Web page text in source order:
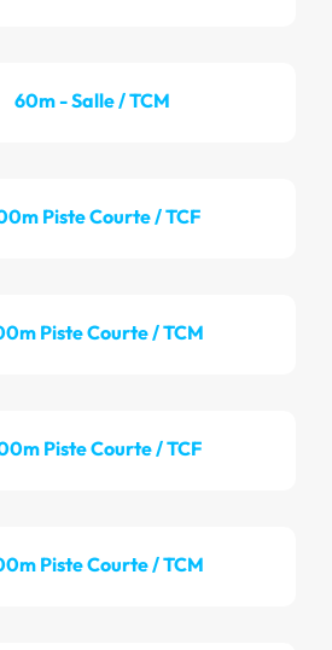
60m - Salle / TCM
Piste Courte / TCF
Piste Courte / TCM
Piste Courte / TCF
Piste Courte / TCM